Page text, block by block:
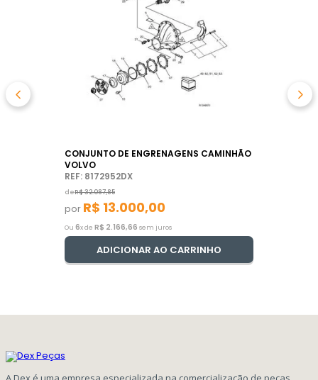
CONJUNTO DE ENGRENAGENS CAMINHÃO
VOLVO
REF: 8172952DX
deR$32.087,85
por R$ 13.000,00
Ou 6x de R$ 2.166,66 sem juros
ADICIONAR AO CARRINHO